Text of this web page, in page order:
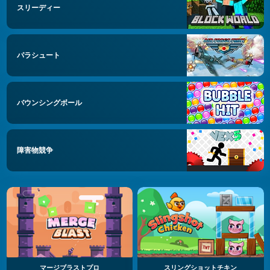
スリーディー
パラシュート
バウンシングボール
障害物競争
マージブラストプロ スリングショットチキン